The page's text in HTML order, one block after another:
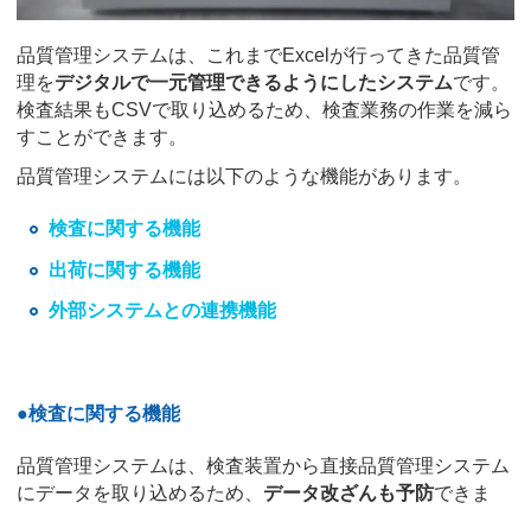
品質管理システムは、これまでExcelが行ってきた品質管
理をデジタルで一元管理できるようにしたシステムです。
検査結果もCSVで取り込めるため、検査業務の作業を減ら
すことができます。
品質管理システムには以下のような機能があります。
検査に関する機能
出荷に関する機能
外部システムとの連携機能
●検査に関する機能
品質管理システムは、検査装置から直接品質管理システム
にデータを取り込めるため、 データ改ざんも予防できま